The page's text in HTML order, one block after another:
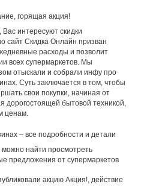
горящая акция!
интересуют скидки
сайт Скидка Онлайн призван
расходы и позволит
всех супермаркетов. Мы
отыскали и собрали инфу про
Суть заключается в том, чтобы
свои покупки, начиная от
дорогостоящей бытовой техникой,
ценам.
– все подробности и детали
можно найти просмотреть
предложения от супермаркетов
акцию Акция!, действие